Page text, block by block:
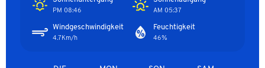
05:37 AM
08:46 PM
Feuchtigkeit
46%
Windgeschwindigkeit
4.7Km/h